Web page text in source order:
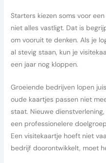
Starters kiezen soms voor
niet alles vastligt. Dat is
om vooruit te denken. Als je
al stevig staan, kun je
een jaar nog kloppen.
Groeiende bedrijven lopen
oude kaartjes passen niet
staat. Nieuwe
een professionelere
Een visitekaartje hoeft niet
bedrijf doorontwikkelt, moet